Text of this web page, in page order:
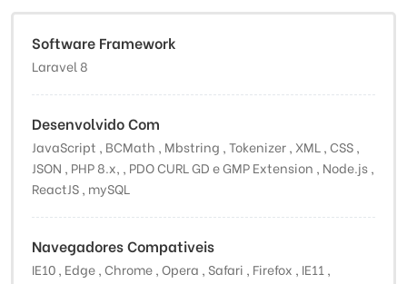
Software Framework
Laravel 8
Desenvolvido Com
JavaScript , BCMath , Mbstring , Tokenizer , XML , CSS ,
JSON , PHP 8.x, , PDO CURL GD e GMP Extension , Node.js ,
ReactJS , mySQL
Navegadores Compativeis
IE10 , Edge , Chrome , Opera , Safari , Firefox , IE11 ,